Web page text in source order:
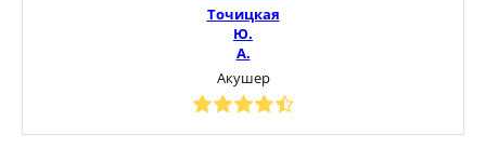
Точицкая
Ю.
А.
Акушер